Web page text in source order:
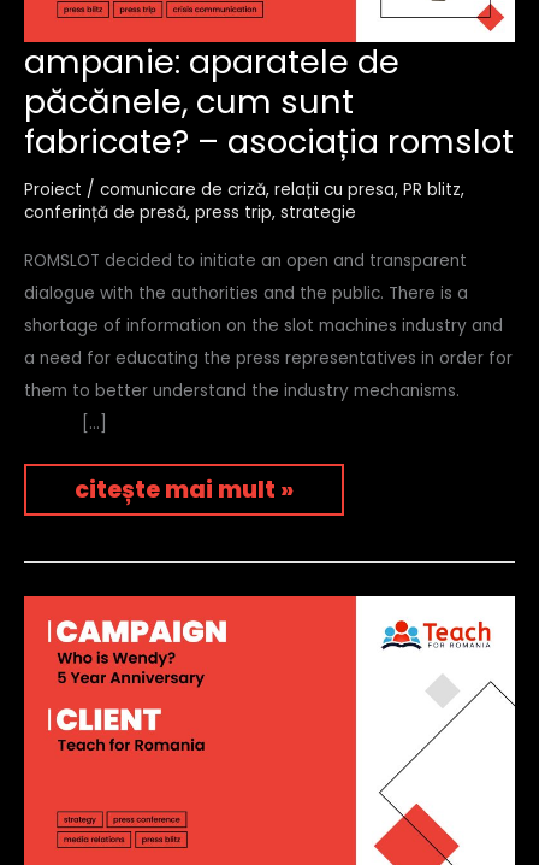
ampanie: aparatele de
păcănele, cum sunt
fabricate? – asociația romslot
Proiect / comunicare de criză, relații cu presa, PR blitz,
conferință de presă, press trip, strategie
ROMSLOT decided to initiate an open and transparent
dialogue with the authorities and the public. There is a
shortage of information on the slot machines industry and
a need for educating the press representatives in order for
them to better understand the industry mechanisms.
[…]
ampanie:
aparatele
de
păcănele,
cum
fabricate?
–
romslot
citește mai mult »